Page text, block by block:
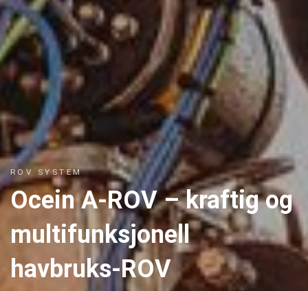
ROV SYSTEM
Ocein A-ROV – kraftig og
multifunksjonell
havbruks-ROV